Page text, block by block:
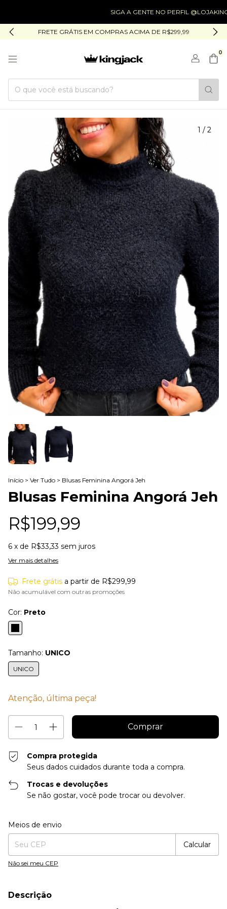
SIGA A GENTE NO PERFIL @LOJAKINGJACK
FRETE GRÁTIS EM COMPRAS ACIMA DE R$299,99
0
1 / 2
Início > Ver Tudo > Blusas Feminina Angorá Jeh
Blusas Feminina Angorá Jeh
R$199,99
6 x de R$33,33 sem juros
Ver mais detalhes
Frete grátis a partir de R$299,99
Não acumulável com outras promoções
Cor: Preto
Tamanho: UNICO
UNICO
Atenção, última peça!
Compra protegida
Seus dados cuidados durante toda a compra.
Trocas e devoluções
Se não gostar, você pode trocar ou devolver.
Entregas para o CEP:
Meios de envio
Calcular
Não sei meu CEP
Descrição